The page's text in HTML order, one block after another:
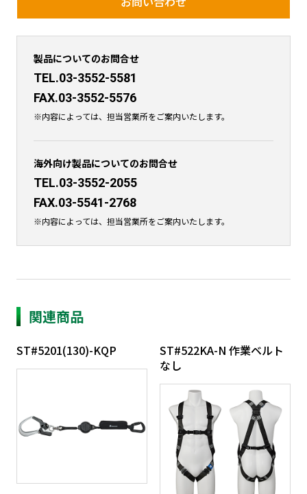
製品についてのお問合せ
TEL.03-3552-5581
FAX.03-3552-5576
※内容によっては、担当営業所をご案内いたします。
海外向け製品についてのお問合せ
TEL.03-3552-2055
FAX.03-5541-2768
※内容によっては、担当営業所をご案内いたします。
関連商品
ST#5201(130)-KQP
ST#522KA-N 作業ベルト
なし